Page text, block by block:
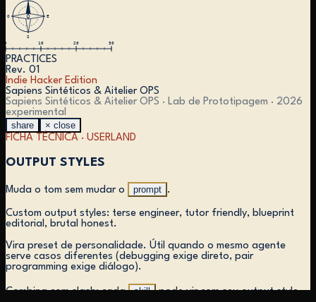
S
E
O
0 10 20 30
PRACTICES
Rev. 01
Indie Hacker Edition
Sapiens Sintéticos & Aitelier OPS
Sapiens Sintéticos & Aitelier OPS · Lab de Prototipagem · 2026
experimental
share
× close
FICHA TÉCNICA · USERLAND
OUTPUT STYLES
Muda o tom sem mudar o prompt .
Custom output styles: terse engineer, tutor friendly, blueprint
editorial, brutal honest.
Vira preset de personalidade. Útil quando o mesmo agente
serve casos diferentes (debugging exige direto, pair
programming exige diálogo).
Combina com slash: cada skill pode vir com seu output style